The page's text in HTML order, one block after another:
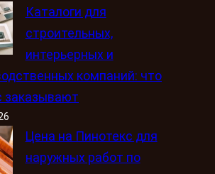
Каталоги для
строительных,
интерьерных и
компаний: что
заказывают
Цена на Пинотекс для
наружных работ по